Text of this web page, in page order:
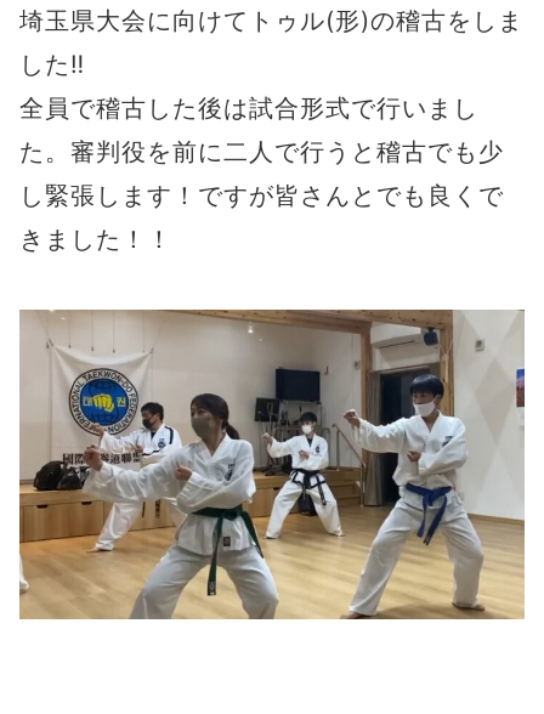
埼玉県大会に向けてトゥル(形)の稽古をしま
した‼︎
全員で稽古した後は試合形式で行いまし
た。審判役を前に二人で行うと稽古でも少
し緊張します！ですが皆さんとでも良くで
きました！！